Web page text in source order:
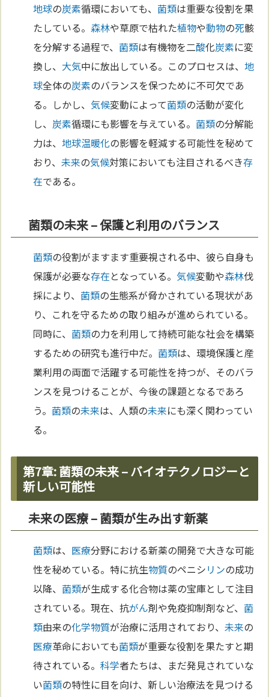
地球の炭素循環においても、 菌類は重要な役割を果
たしている。 森林や草原で枯れた植物や動物の死骸
を分解する過程で、 菌類は有機物を二酸化炭素に変
換し、 大気中に放出している。このプロセスは、地
球全体の炭素のバランスを保つために不可欠であ
る。しかし、気候変動によって菌類の活動が変化
し、 炭素循環にも影響を与えている。 菌類の分解能
力は、地球温暖化の影響を軽減する可能性を秘めて
おり、未来の気候対策においても注目されるべき存
在である。
菌類の未来 – 保護と利用のバランス
菌類の役割がますます重要視される中、彼ら自身も
保護が必要な存在となっている。気候変動や森林伐
採により、 菌類の生態系が脅かされている現状があ
り、これを守るための取り組みが進められている。
同時に、 菌類の力を利用して持続可能な社会を構築
するための研究も進行中だ。 菌類は、環境保護と産
業利用の両面で活躍する可能性を持つが、そのバラ
ンスを見つけることが、今後の課題となるであろ
う。 菌類の未来は、人類の未来にも深く関わってい
る。
第7章: 菌類の未来 – バイオテクノロジーと
新しい可能性
未来の医療 – 菌類が生み出す新薬
菌類は、 医療分野における新薬の開発で大きな可能
性を秘めている。特に抗生物質のペニシリンの成功
以降、 菌類が生成する化合物は薬の宝庫として注目
されている。現在、抗がん剤や免疫抑制剤など、 菌
類由来の化学物質が治療に活用されており、未来の
医療革命においても菌類が重要な役割を果たすと期
待されている。科学者たちは、まだ発見されていな
い菌類の特性に目を向け、新しい治療法を見つける